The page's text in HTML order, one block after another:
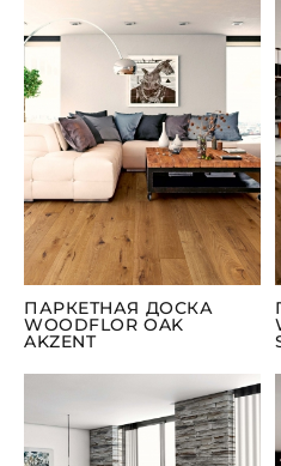
ПАРКЕТНАЯ ДОСКА
WOODFLOR OAK
AKZENT